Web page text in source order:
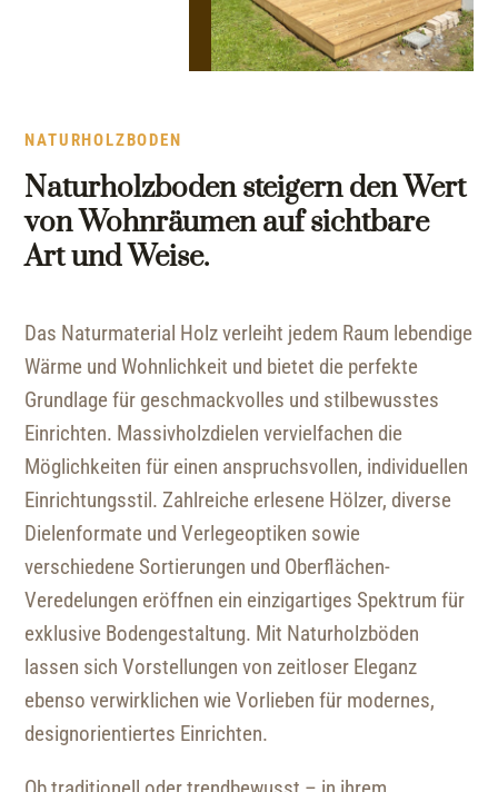
NATURHOLZBODEN
Naturholzboden steigern den Wert
von Wohnräumen auf sichtbare
Art und Weise.
Das Naturmaterial Holz verleiht jedem Raum lebendige
Wärme und Wohnlichkeit und bietet die perfekte
Grundlage für geschmackvolles und stilbewusstes
Einrichten. Massivholzdielen vervielfachen die
Möglichkeiten für einen anspruchsvollen, individuellen
Einrichtungsstil. Zahlreiche erlesene Hölzer, diverse
Dielenformate und Verlegeoptiken sowie
verschiedene Sortierungen und Oberflächen-
Veredelungen eröffnen ein einzigartiges Spektrum für
exklusive Bodengestaltung. Mit Naturholzböden
lassen sich Vorstellungen von zeitloser Eleganz
ebenso verwirklichen wie Vorlieben für modernes,
designorientiertes Einrichten.